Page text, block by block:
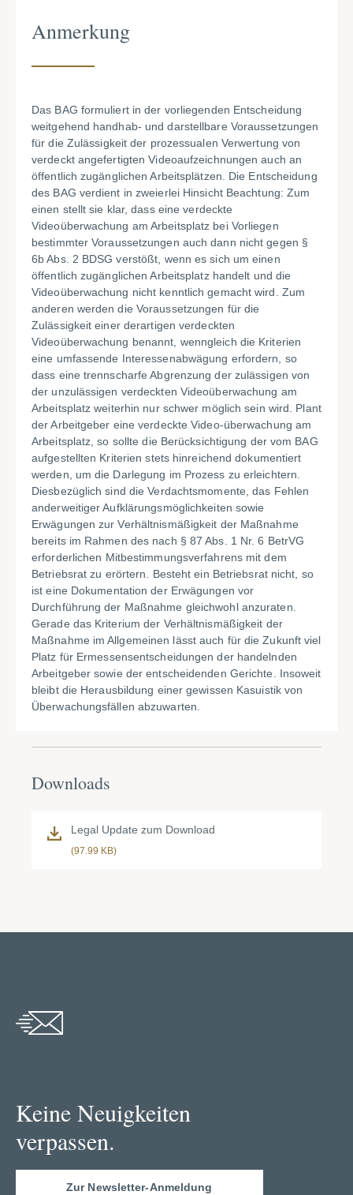
Anmerkung
Das BAG formuliert in der vorliegenden Entscheidung
weitgehend handhab- und darstellbare Voraussetzungen
für die Zulässigkeit der prozessualen Verwertung von
verdeckt angefertigten Videoaufzeichnungen auch an
öffentlich zugänglichen Arbeitsplätzen. Die Entscheidung
des BAG verdient in zweierlei Hinsicht Beachtung: Zum
einen stellt sie klar, dass eine verdeckte
Videoüberwachung am Arbeitsplatz bei Vorliegen
bestimmter Voraussetzungen auch dann nicht gegen §
6b Abs. 2 BDSG verstößt, wenn es sich um einen
öffentlich zugänglichen Arbeitsplatz handelt und die
Videoüberwachung nicht kenntlich gemacht wird. Zum
anderen werden die Voraussetzungen für die
Zulässigkeit einer derartigen verdeckten
Videoüberwachung benannt, wenngleich die Kriterien
eine umfassende Interessenabwägung erfordern, so
dass eine trennscharfe Abgrenzung der zulässigen von
der unzulässigen verdeckten Videoüberwachung am
Arbeitsplatz weiterhin nur schwer möglich sein wird. Plant
der Arbeitgeber eine verdeckte Video-überwachung am
Arbeitsplatz, so sollte die Berücksichtigung der vom BAG
aufgestellten Kriterien stets hinreichend dokumentiert
werden, um die Darlegung im Prozess zu erleichtern.
Diesbezüglich sind die Verdachtsmomente, das Fehlen
anderweitiger Aufklärungsmöglichkeiten sowie
Erwägungen zur Verhältnismäßigkeit der Maßnahme
bereits im Rahmen des nach § 87 Abs. 1 Nr. 6 BetrVG
erforderlichen Mitbestimmungsverfahrens mit dem
Betriebsrat zu erörtern. Besteht ein Betriebsrat nicht, so
ist eine Dokumentation der Erwägungen vor
Durchführung der Maßnahme gleichwohl anzuraten.
Gerade das Kriterium der Verhältnismäßigkeit der
Maßnahme im Allgemeinen lässt auch für die Zukunft viel
Platz für Ermessensentscheidungen der handelnden
Arbeitgeber sowie der entscheidenden Gerichte. Insoweit
bleibt die Herausbildung einer gewissen Kasuistik von
Überwachungsfällen abzuwarten.
Downloads
Legal Update zum Download
(97.99 KB)
Keine Neuigkeiten
verpassen.
Zur Newsletter-Anmeldung